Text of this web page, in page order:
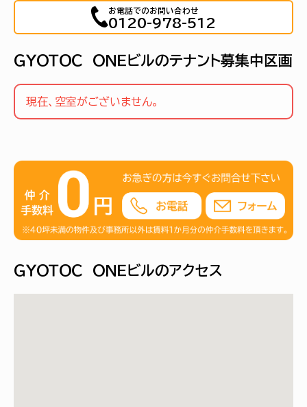
お電話でのお問い合わせ
0120-978-512
ＧＹＯＴＯＣ ＯＮＥビルのテナント募集中区画
現在、空室がございません。
ＧＹＯＴＯＣ ＯＮＥビルのアクセス